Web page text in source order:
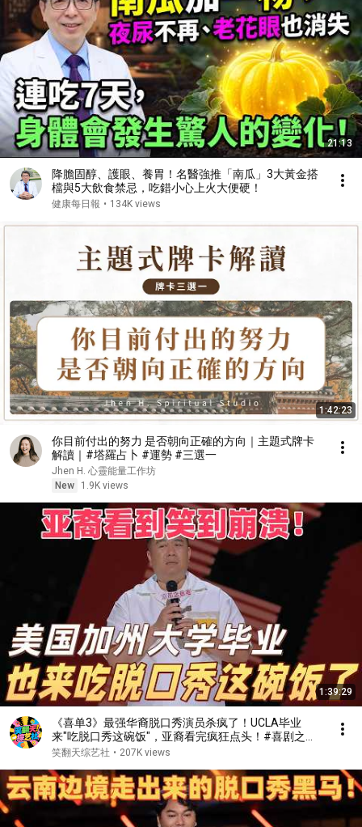
21:13
降膽固醇、護眼、養胃！名醫強推「南瓜」3大黃金搭
檔與5大飲食禁忌，吃錯小心上火大便硬！
健康每日報 • 134K views
1:42:23
你目前付出的努力 是否朝向正確的方向｜主題式牌卡
解讀｜#塔羅占卜 #運勢 #三選一
Jhen H. 心靈能量工作坊
New
1.9K views
1:39:29
《喜单3》最强华裔脱口秀演员杀疯了！UCLA毕业
来"吃脱口秀这碗饭"，亚裔看完疯狂点头！#喜剧之王
单口季 #脱口秀 #搞笑 #喜剧 #funny #综艺
笑翻天综艺社 • 207K views